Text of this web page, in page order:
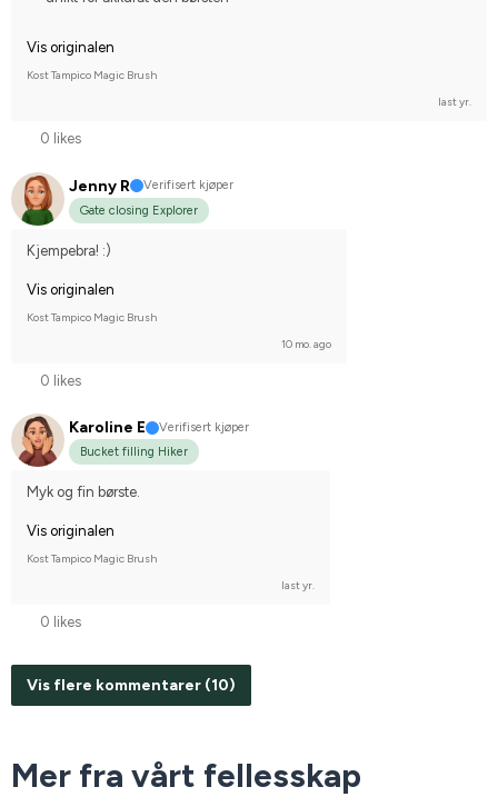
Vis originalen
Kost Tampico Magic Brush
last yr.
0 likes
Jenny R
Verifisert kjøper
Gate closing Explorer
Kjempebra! :)
Vis originalen
Kost Tampico Magic Brush
10 mo. ago
0 likes
Karoline E
Verifisert kjøper
Bucket filling Hiker
Myk og fin børste.
Vis originalen
Kost Tampico Magic Brush
last yr.
0 likes
Vis flere kommentarer (10)
Mer fra vårt fellesskap